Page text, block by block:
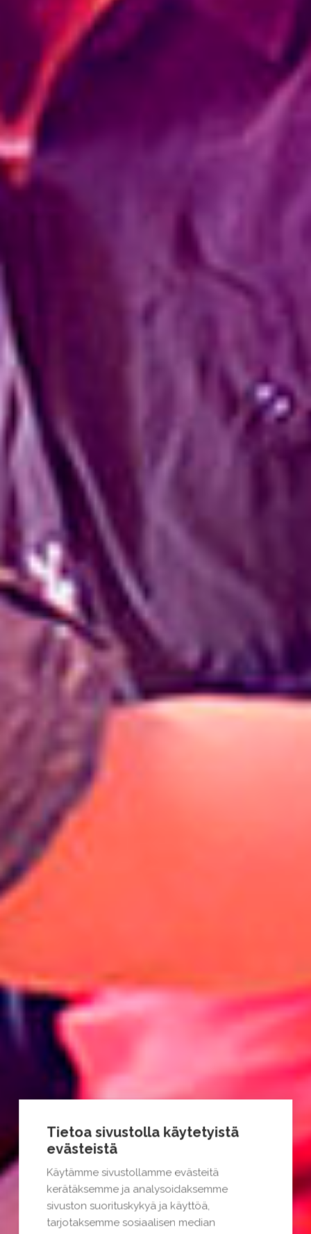
Tietoa sivustolla käytetyistä
evästeistä
Käytämme sivustollamme evästeitä
kerätäksemme ja analysoidaksemme
sivuston suorituskykyä ja käyttöä,
tarjotaksemme sosiaalisen median